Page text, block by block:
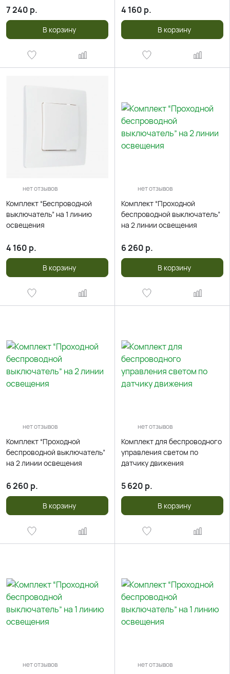
7 240 р.
В корзину
4 160 р.
В корзину
нет отзывов
Комплект “Беспроводной
выключатель” на 1 линию
освещения
4 160 р.
В корзину
нет отзывов
Комплект “Проходной
беспроводной выключатель”
на 2 линии освещения
6 260 р.
В корзину
нет отзывов
Комплект “Проходной
беспроводной выключатель”
на 2 линии освещения
6 260 р.
В корзину
нет отзывов
Комплект для беспроводного
управления светом по
датчику движения
5 620 р.
В корзину
нет отзывов нет отзывов